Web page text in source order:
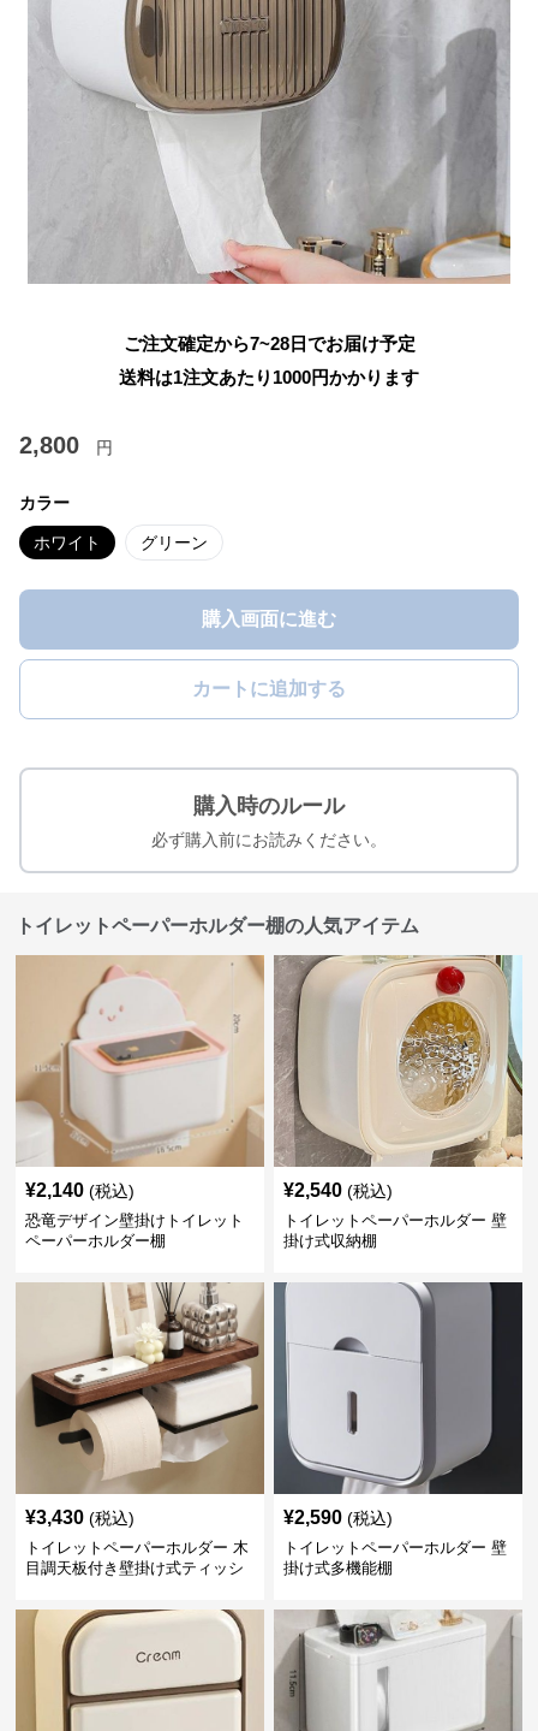
ご注文確定から7~28日でお届け予定
送料は1注文あたり 1000円かかります
2,800 円
カラー
ホワイト グリーン
購入画面に進む
カートに追加する
購入時のルール
必ず購入前にお読みください。
トイレットペーパーホルダー棚の人気アイテム
¥2,140 (税込)
恐竜デザイン壁掛けトイレット
ペーパーホルダー棚
¥2,540 (税込)
トイレットペーパーホルダー 壁
掛け式収納棚
¥3,430 (税込)
トイレットペーパーホルダー 木
目調天板付き壁掛け式ティッシ
¥2,590 (税込)
トイレットペーパーホルダー 壁
掛け式多機能棚